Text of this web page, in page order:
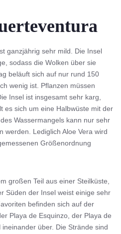
ganzjährig sehr mild. Die Insel
sodass die Wolken über sie
beläuft sich auf nur rund 150
wenig ist. Pflanzen müssen
Insel ist insgesamt sehr karg,
es sich um eine Halbwüste mit der
Wassermangels kann nur sehr
werden. Lediglich Aloe Vera wird
Größenordnung
großen Teil aus einer Steilküste,
Süden der Insel weist einige sehr
befinden sich auf der
Playa de Esquinzo, der Playa de
über. Die Strände sind